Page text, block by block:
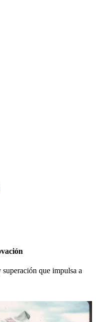
que impulsa a